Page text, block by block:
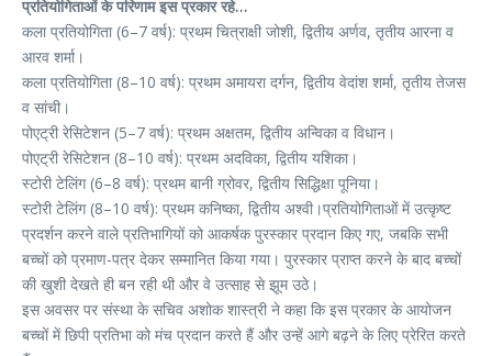
प्रतियोगिताओं के परिणाम इस प्रकार रहे…
कला प्रतियोगिता (6–7 वर्ष): प्रथम चित्राक्षी जोशी, द्वितीय अर्णव, तृतीय आरना व
आरव शर्मा।
कला प्रतियोगिता (8–10 वर्ष): प्रथम अमायरा दर्गन, द्वितीय वेदांश शर्मा, तृतीय तेजस
व सांची।
पोएट्री रेसिटेशन (5–7 वर्ष): प्रथम अक्षतम, द्वितीय अन्विका व विधान।
पोएट्री रेसिटेशन (8–10 वर्ष): प्रथम अदविका, द्वितीय यशिका।
स्टोरी टेलिंग (6–8 वर्ष): प्रथम बानी ग्रोवर, द्वितीय सिद्धिक्षा पूनिया।
स्टोरी टेलिंग (8–10 वर्ष): प्रथम कनिष्का, द्वितीय अश्वी।प्रतियोगिताओं में उत्कृष्ट
प्रदर्शन करने वाले प्रतिभागियों को आकर्षक पुरस्कार प्रदान किए गए, जबकि सभी
बच्चों को प्रमाण-पत्र देकर सम्मानित किया गया। पुरस्कार प्राप्त करने के बाद बच्चों
की खुशी देखते ही बन रही थी और वे उत्साह से झूम उठे।
इस अवसर पर संस्था के सचिव अशोक शास्त्री ने कहा कि इस प्रकार के आयोजन
बच्चों में छिपी प्रतिभा को मंच प्रदान करते हैं और उन्हें आगे बढ़ने के लिए प्रेरित करते